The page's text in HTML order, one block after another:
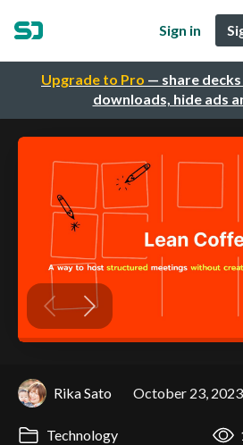
Upgrade to Pro — share
downloads, hide ads
Sign in
Rika Sato October 23, 2023
Technology